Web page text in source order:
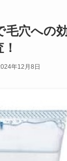
穴への
年12月8日